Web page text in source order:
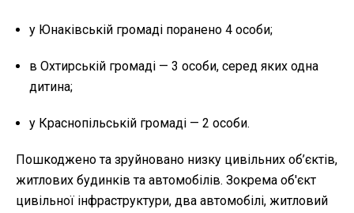
у Юнаківській громаді поранено 4 особи;
в Охтирській громаді — 3 особи, серед яких одна
дитина;
у Краснопільській громаді — 2 особи.
Пошкоджено та зруйновано низку цивільних об’єктів,
житлових будинків та автомобілів. Зокрема об'єкт
цивільної інфраструктури, два автомобілі, житловий